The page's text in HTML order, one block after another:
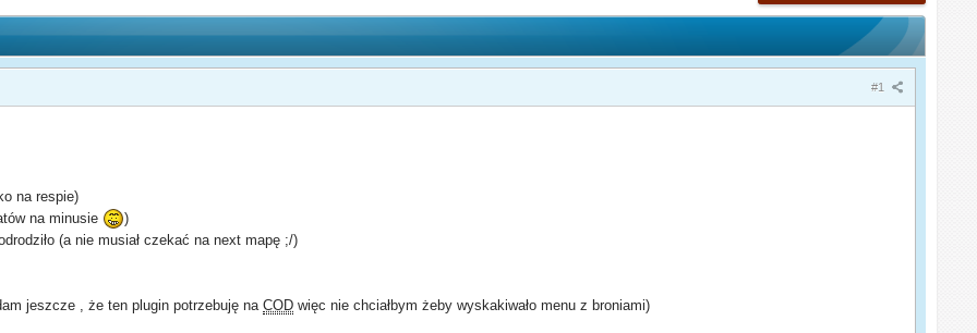
#1
na respie)
na minusie
)
(a nie musiał czekać na next mapę ;/)
jeszcze , że ten plugin potrzebuję naCOD więc nie chciałbym żeby wyskakiwało menu z broniami)